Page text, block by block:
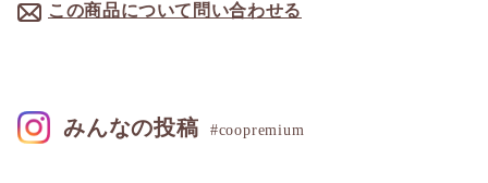
この商品について問い合わせる
みんなの投稿 #coopremium